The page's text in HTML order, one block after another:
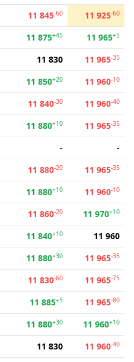
11 845-60 11 925-60
11 875+45 11 965+5
11 830 11 965-35
11 850+20 11 960-10
11 840-30 11 960-40
11 880+10 11 965-35
-
-
11 880-20 11 965-35
11 880+10 11 960-10
11 860-20 11 970+10
11 840+10
11 960
11 880+30 11 965-35
11 830-60 11 965-75
11 885+5 11 965-80
11 880+30 11 960+10
11 830 11 960-40